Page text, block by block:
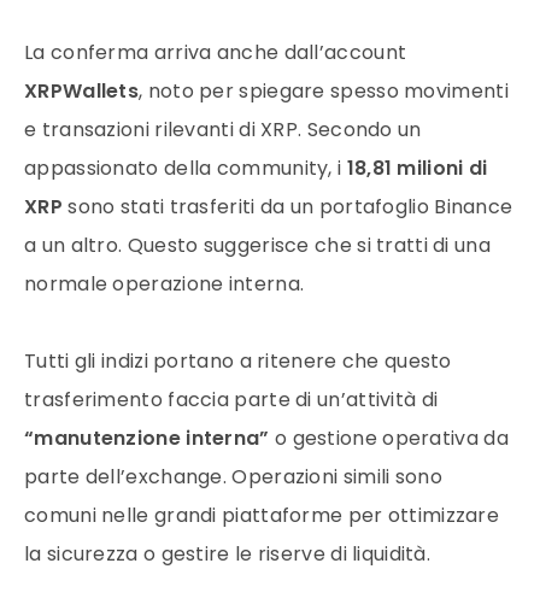
La conferma arriva anche dall’account
XRPWallets, noto per spiegare spesso movimenti
e transazioni rilevanti di XRP. Secondo un
appassionato della community, i 18,81 milioni di
XRP sono stati trasferiti da un portafoglio Binance
a un altro. Questo suggerisce che si tratti di una
normale operazione interna.
Tutti gli indizi portano a ritenere che questo
trasferimento faccia parte di un’attività di
“manutenzione interna” o gestione operativa da
parte dell’exchange. Operazioni simili sono
comuni nelle grandi piattaforme per ottimizzare
la sicurezza o gestire le riserve di liquidità.